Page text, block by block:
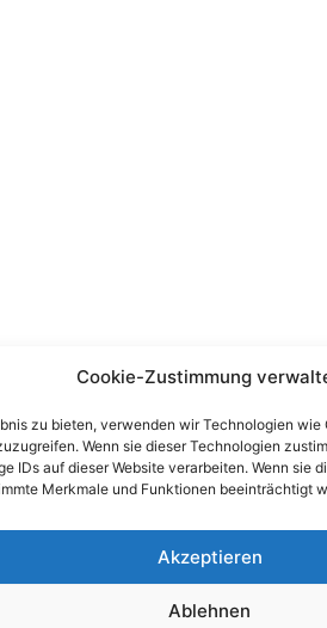
Cookie-Zustimmung
zu bieten, verwenden wir Technologien
Wenn sie dieser Technologien
IDs auf dieser Website verarbeiten. Wenn sie
Merkmale und Funktionen beeinträchtigt
Akzeptieren
Ablehnen